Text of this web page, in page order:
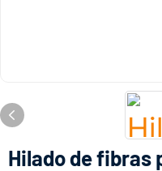
Hilado de fibras